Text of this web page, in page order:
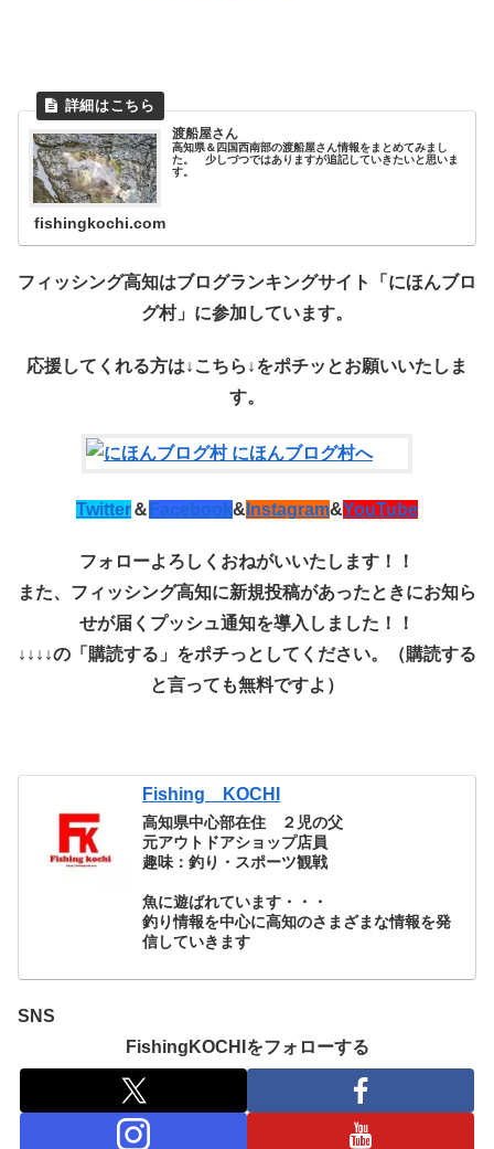
渡船屋さん
高知県＆四国西南部の渡船屋さん情報をまとめてみまし
た。 少しづつではありますが追記していきたいと思いま
す。
fishingkochi.com
フィッシング高知はブログランキングサイト「にほんブロ
グ村」に参加しています。
応援してくれる方は↓こちら↓をポチッ とお願いいたしま
す。
Twitter＆ Facebook& Instagram&YouTube
フォローよろしくおねがいいたします！！
また、フィッシング高知に新規投稿があったときにお知ら
せが届くプッシュ通知を導入しました！！
↓↓↓↓の「購読する」をポチっとしてください。（購読する
と言っても無料ですよ）
Fishing KOCHI
高知県中心部在住 ２児の父
元アウトドアショップ店員
趣味：釣り・スポーツ観戦
魚に遊ばれています・・・
釣り情報を中心に高知のさまざまな情報を発
信していきます
SNS
FishingKOCHIをフォローする